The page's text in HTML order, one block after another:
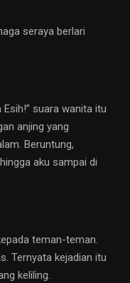
seraya berlari
Esih!” suara wanita itu
anjing yang
Beruntung,
aku sampai di
teman-teman.
Ternyata kejadian itu
keliling.